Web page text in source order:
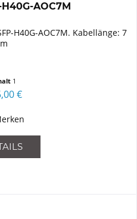
AOC7M
H40G-AOC7M. Kabellänge: 7
m
1
€